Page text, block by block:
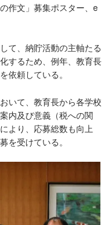
作文」募集ポスター、e
て、納貯活動の主軸たる
するため、例年、教育長
依頼している。
いて、教育長から各学校
内及び意義（税への関
より、応募総数も向上
を受けている。